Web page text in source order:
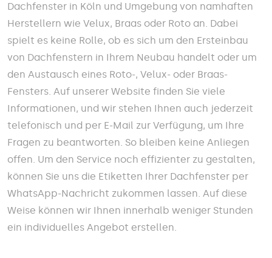
Dachfenster in Köln und Umgebung von namhaften
Herstellern wie Velux, Braas oder Roto an. Dabei
spielt es keine Rolle, ob es sich um den Ersteinbau
von Dachfenstern in Ihrem Neubau handelt oder um
den Austausch eines Roto-, Velux- oder Braas-
Fensters. Auf unserer Website finden Sie viele
Informationen, und wir stehen Ihnen auch jederzeit
telefonisch und per E-Mail zur Verfügung, um Ihre
Fragen zu beantworten. So bleiben keine Anliegen
offen. Um den Service noch effizienter zu gestalten,
können Sie uns die Etiketten Ihrer Dachfenster per
WhatsApp-Nachricht zukommen lassen. Auf diese
Weise können wir Ihnen innerhalb weniger Stunden
ein individuelles Angebot erstellen.